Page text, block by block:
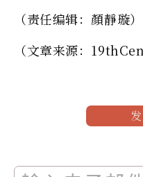
（责任编辑：顏靜璇）
（文章来源：